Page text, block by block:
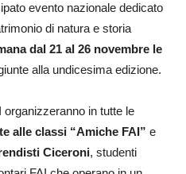
evento nazionale dedicato
di natura e storia
dal 21 al 26 novembre le
alla undicesima edizione.
organizzeranno in tutte le
alle classi “Amiche FAI” e
Ciceroni, studenti